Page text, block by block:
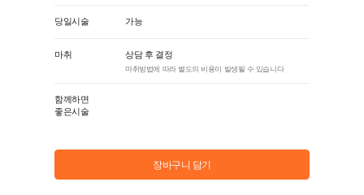
당일시술 가능
마취 상담 후 결정
마취방법에 따라 별도의 비용이 발생될 수 있습니다
함께하면
좋은시술
장바구니 담기